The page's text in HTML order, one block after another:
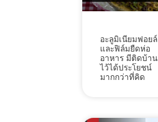
อะลูมิเนียมฟอยล์
และฟิล์มยืดห่อ
อาหาร มีติดบ้าน
ไว้ได้ประโยชน์
มากกว่าที่คิด